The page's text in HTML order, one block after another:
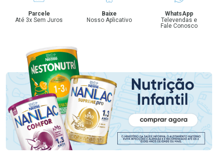
Parcele
Até 3x Sem Juros
Baixe
Nosso Aplicativo
WhatsApp
Televendas e
Fale Conosco